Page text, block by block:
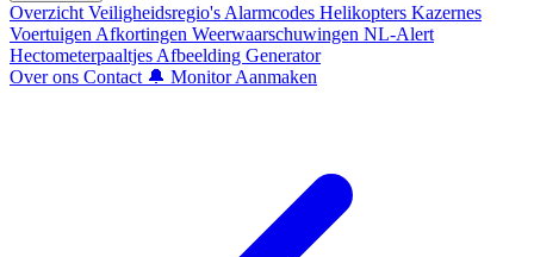
Overzicht Veiligheidsregio's Alarmcodes Helikopters Kazernes
Voertuigen Afkortingen Weerwaarschuwingen NL-Alert
Hectometerpaaltjes Afbeelding Generator
Over ons Contact 🔔 Monitor Aanmaken